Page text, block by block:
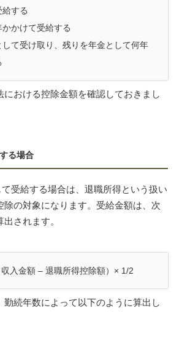
給する
かかけて受給する
して受け取り、残りを年金として何年
における控除金額を確認しておきまし
る場合
受給する場合は、退職所得という扱い
除の対象になります。受給金額は、次
されます。
入金額 – 退職所得控除額）× 1/2
勤続年数によって以下のように算出し